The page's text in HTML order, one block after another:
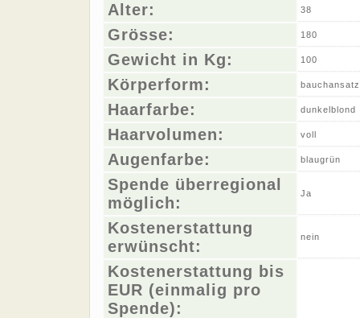
Alter: 38
Grösse: 180
Gewicht in Kg: 100
Körperform: bauchansatz
Haarfarbe: dunkelblond
Haarvolumen: voll
Augenfarbe: blaugrün
Spende überregional
möglich:
Ja
Kostenerstattung
erwünscht:
nein
Kostenerstattung bis
EUR (einmalig pro
Spende):